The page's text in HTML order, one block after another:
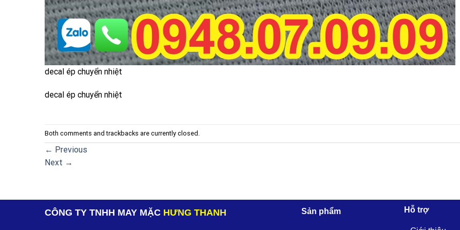
decal ép chuyển nhiệt
decal ép chuyển nhiệt
Both comments and trackbacks are currently closed.
← Previous
Next →
CÔNG TY TNHH MAY MẶC HƯNG THANH Sản phẩm Hỗ trợ